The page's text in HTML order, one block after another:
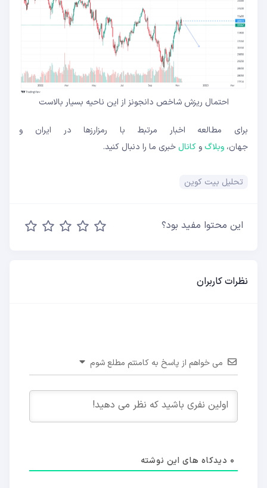
احتمال ریزش شاخص دانجونز از این ناحیه بسیار بالاست
برای مطالعه اخبار مرتبط با رمزارزها در ایران و
جهان، وبلاگ و کانال خبری ما را دنبال کنید.
تحلیل بیت کوین
این محتوا مفید بود؟
نظرات کاربران
می خواهم از پاسخ به کامنتم مطلع شوم
0 دیدکاه های این نوشته